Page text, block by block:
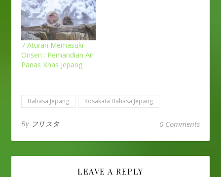
7 Aturan Memasuki
Onsen : Pemandian Air
Panas Khas Jepang
Bahasa Jepang Kosakata Bahasa Jepang
By フリスタ 0 Comments
LEAVE A REPLY